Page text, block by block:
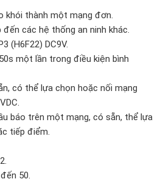
khói thành một mạng đơn.
các hệ thống an ninh khác.
(H6F22) DC9V.
một lần trong điều kiện bình
có thể lựa chọn hoặc nối mạng
báo trên một mạng, có sẵn, thể lựa
tiếp điểm.
50.